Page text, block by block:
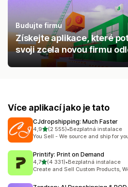
Budujte firmu
Získejte aplikace, které
svoji zcela novou firmu
Více aplikací jako je tato
CJdropshipping: Much Faster
4,9z 5 hvězd
(2 555)
Celkový počet recenzí: 2555
•Bezplatná instalace
You Sell - We source and ship for
Printify: Print on Demand
4,7z 5 hvězd
(4 331)
Celkový počet recenzí: 4331
•Bezplatná instalace
Create and Sell Custom Products,